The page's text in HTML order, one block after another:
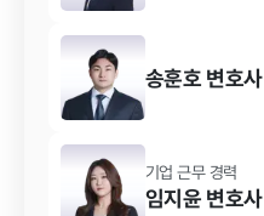
송훈호 변호사
기업 근무 경력
임지윤 변호사